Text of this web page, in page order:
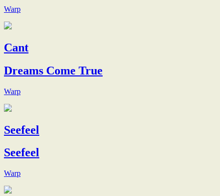
Warp
Cant
Dreams Come True
Warp
Seefeel
Seefeel
Warp